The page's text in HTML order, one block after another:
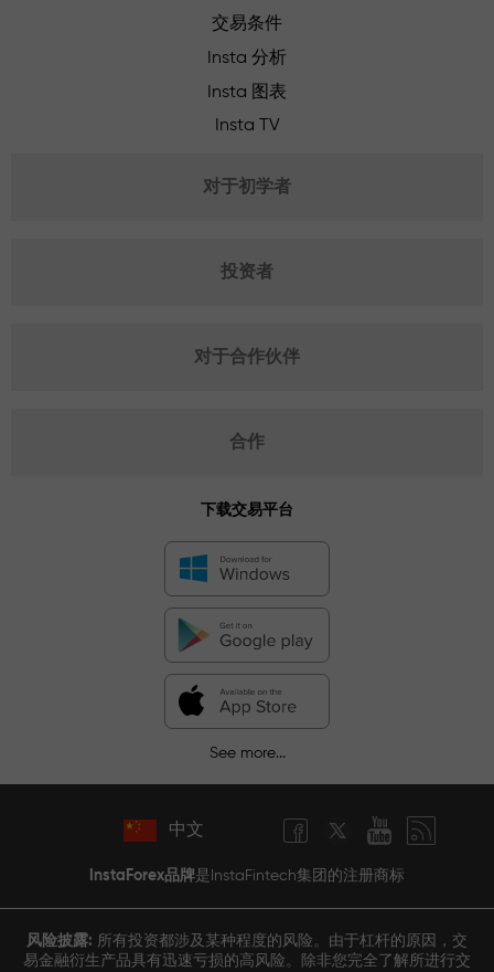
交易条件
Insta 分析
Insta 图表
Insta TV
对于初学者
投资者
对于合作伙伴
合作
下载交易平台
See more...
中文
InstaForex品牌是InstaFintech集团的注册商标
风险披露: 所有投资都涉及某种程度的风险。由于杠杆的原因，交
易金融衍生产品具有迅速亏损的高风险。除非您完全了解所进行交